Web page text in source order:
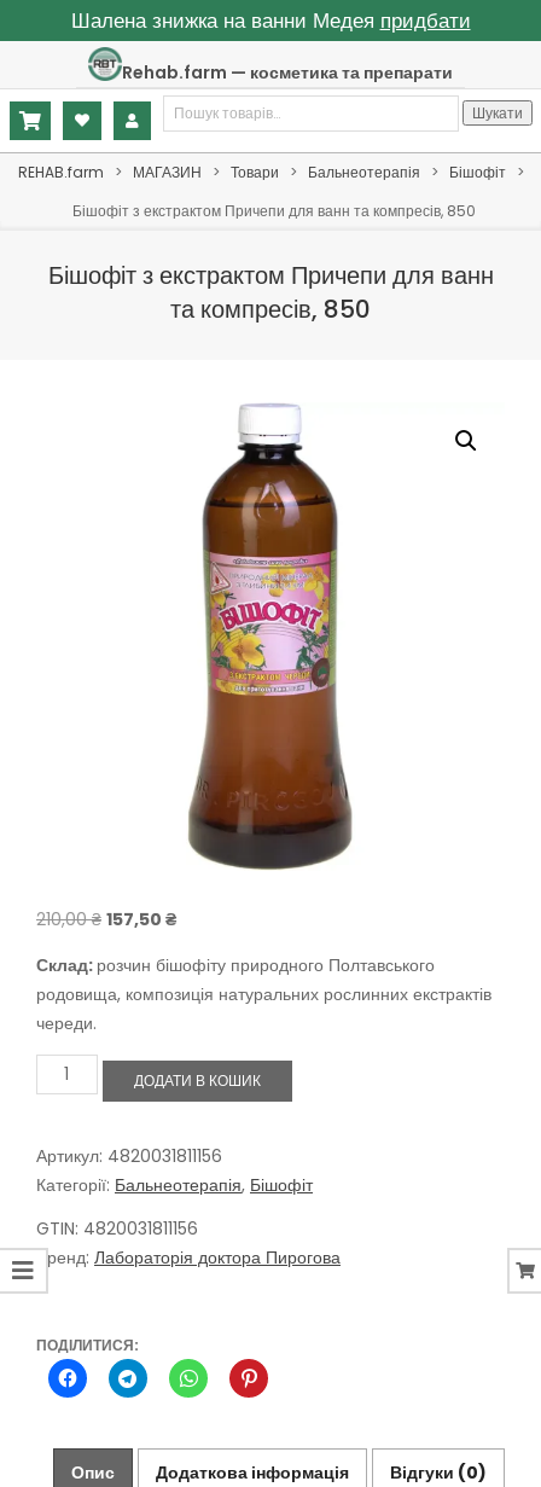
Шалена знижка на ванни Медея придбати
to
content
Rehab.farm — косметика та препарати
Шукати: Шукати
Primary
REHAB.farm > МАГАЗИН > Товари > Бальнеотерапія > Бішофіт
>
Бішофіт з екстрактом Причепи для ванн та компресів, 850
Бішофіт з екстрактом Причепи для ванн
та компресів, 850
210,00₴ Оригінальна
210,00 ₴.
157,50 ₴Поточна
157,50 ₴.
Склад: розчин бішофіту природного Полтавського
родовища, композиція натуральних рослинних екстрактів
череди.
Бішофіт
з
для
ванн
компресів,
850
кількість
ДОДАТИ В КОШИК
Артикул: 4820031811156
Категорії: Бальнеотерапія, Бішофіт
GTIN: 4820031811156
Бренд: Лабораторія доктора Пирогова
ПОДІЛИТИСЯ:
Опис Додаткова інформація
Відгуки (0)